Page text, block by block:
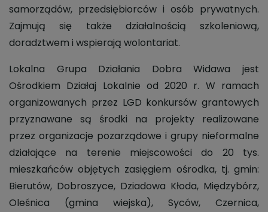
samorządów, przedsiębiorców i osób prywatnych.
Zajmują się także działalnością szkoleniową,
doradztwem i wspierają wolontariat.
Lokalna Grupa Działania Dobra Widawa jest
Ośrodkiem Działaj Lokalnie od 2020 r. W ramach
organizowanych przez LGD konkursów grantowych
przyznawane są środki na projekty realizowane
przez organizacje pozarządowe i grupy nieformalne
działające na terenie miejscowości do 20 tys.
mieszkańców objętych zasięgiem ośrodka, tj. gmin:
Bierutów, Dobroszyce, Dziadowa Kłoda, Międzybórz,
Oleśnica (gmina wiejska), Syców, Czernica,